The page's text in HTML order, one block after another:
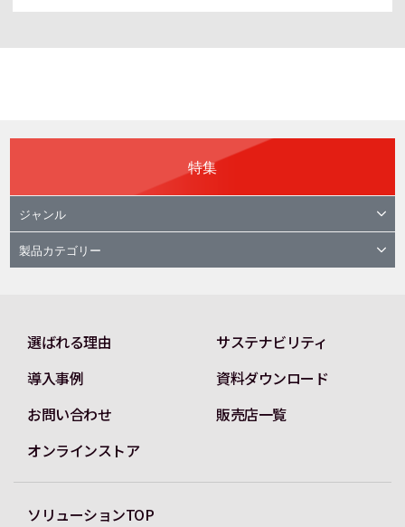
特集
ジャンル
製品カテゴリー
選ばれる理由
サステナビリティ
導入事例
資料ダウンロード
お問い合わせ
販売店一覧
オンラインストア
ソリューションTOP